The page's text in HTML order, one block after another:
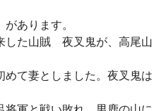
あります。
した山賊 夜叉鬼が、高尾山
て妻としました。夜叉鬼は